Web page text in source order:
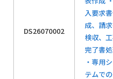
DS26070002
入要求
成、請
検収、
完了書
・専用
テムで